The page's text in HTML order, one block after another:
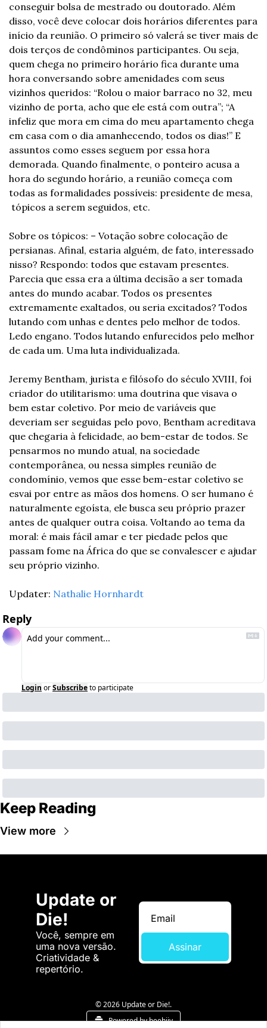
conseguir bolsa de mestrado ou doutorado. Além
disso, você deve colocar dois horários diferentes para
início da reunião. O primeiro só valerá se tiver mais de
dois terços de condôminos participantes. Ou seja,
quem chega no primeiro horário fica durante uma
hora conversando sobre amenidades com seus
vizinhos queridos: “Rolou o maior barraco no 32, meu
vizinho de porta, acho que ele está com outra”; “A
infeliz que mora em cima do meu apartamento chega
em casa com o dia amanhecendo, todos os dias!” E
assuntos como esses seguem por essa hora
demorada. Quando finalmente, o ponteiro acusa a
hora do segundo horário, a reunião começa com
todas as formalidades possíveis: presidente de mesa,
tópicos a serem seguidos, etc.
Sobre os tópicos: – Votação sobre colocação de
persianas. Afinal, estaria alguém, de fato, interessado
nisso? Respondo: todos que estavam presentes.
Parecia que essa era a última decisão a ser tomada
antes do mundo acabar. Todos os presentes
extremamente exaltados, ou seria excitados? Todos
lutando com unhas e dentes pelo melhor de todos.
Ledo engano. Todos lutando enfurecidos pelo melhor
de cada um. Uma luta individualizada.
Jeremy Bentham, jurista e filósofo do século XVIII, foi
criador do utilitarismo: uma doutrina que visava o
bem estar coletivo. Por meio de variáveis que
deveriam ser seguidas pelo povo, Bentham acreditava
que chegaria à felicidade, ao bem-estar de todos. Se
pensarmos no mundo atual, na sociedade
contemporânea, ou nessa simples reunião de
condomínio, vemos que esse bem-estar coletivo se
esvai por entre as mãos dos homens. O ser humano é
naturalmente egoísta, ele busca seu próprio prazer
antes de qualquer outra coisa. Voltando ao tema da
moral: é mais fácil amar e ter piedade pelos que
passam fome na África do que se convalescer e ajudar
seu próprio vizinho.
Updater: Nathalie Hornhardt
Reply
Login orSubscribeto participate
Keep Reading
View more
Update or
Die!
Você, sempre em
uma nova versão.
Criatividade &
repertório.
Assinar
© 2026 Update or Die!.
Powered by beehiiv